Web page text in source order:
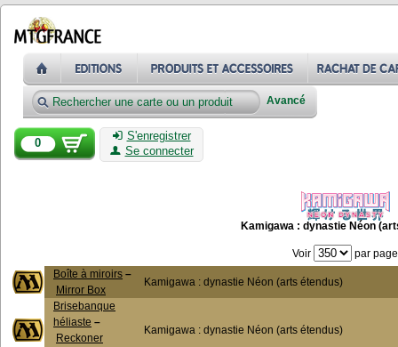
Avancé
0
S'enregistrer
Se connecter
Kamigawa : dynastie Néon
Voir par page
Boîte à miroirs –
Mirror Box
Kamigawa : dynastie Néon (arts étendus)
Brisebanque
héliaste –
Reckoner
Kamigawa : dynastie Néon (arts étendus)